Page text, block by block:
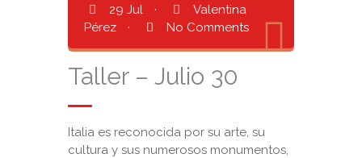
29 Jul ·
Valentina
Pérez
· No Comments
Taller – Julio 30
Italia es reconocida por su arte, su
cultura y sus numerosos monumentos,